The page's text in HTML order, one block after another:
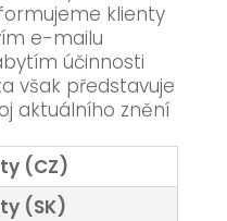
klienty
e-mailu
účinnosti
však představuje
aktuálního znění
(CZ)
(SK)